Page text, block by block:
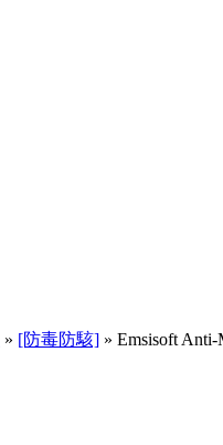
» [防毒防駭] » Emsisoft